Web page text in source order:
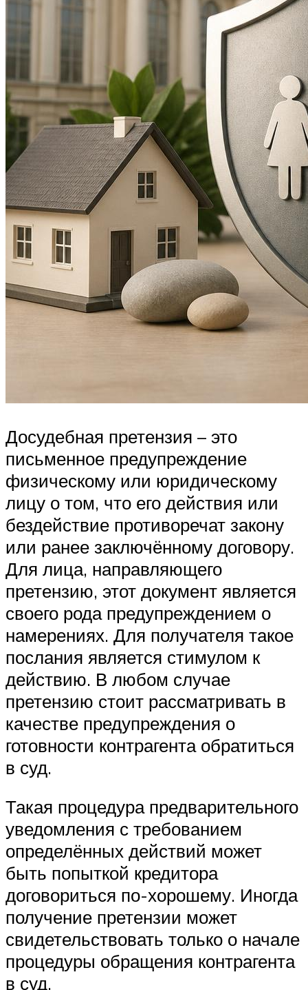
Досудебная претензия – это
письменное предупреждение
физическому или юридическому
лицу о том, что его действия или
бездействие противоречат закону
или ранее заключённому договору.
Для лица, направляющего
претензию, этот документ является
своего рода предупреждением о
намерениях. Для получателя такое
послания является стимулом к
действию. В любом случае
претензию стоит рассматривать в
качестве предупреждения о
готовности контрагента обратиться
в суд.
Такая процедура предварительного
уведомления с требованием
определённых действий может
быть попыткой кредитора
договориться по-хорошему. Иногда
получение претензии может
свидетельствовать только о начале
процедуры обращения контрагента
в суд.